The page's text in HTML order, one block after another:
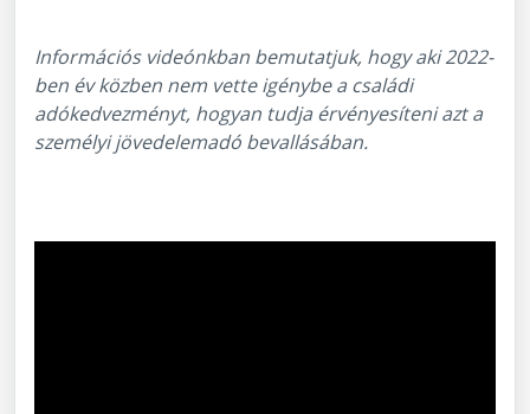
Információs videónkban bemutatjuk, hogy aki 2022-
ben év közben nem vette igénybe a családi
adókedvezményt, hogyan tudja érvényesíteni azt a
személyi jövedelemadó bevallásában.